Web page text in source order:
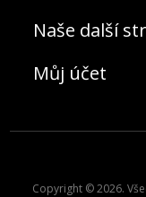
Naše další
Můj účet
Copyright © 2026.